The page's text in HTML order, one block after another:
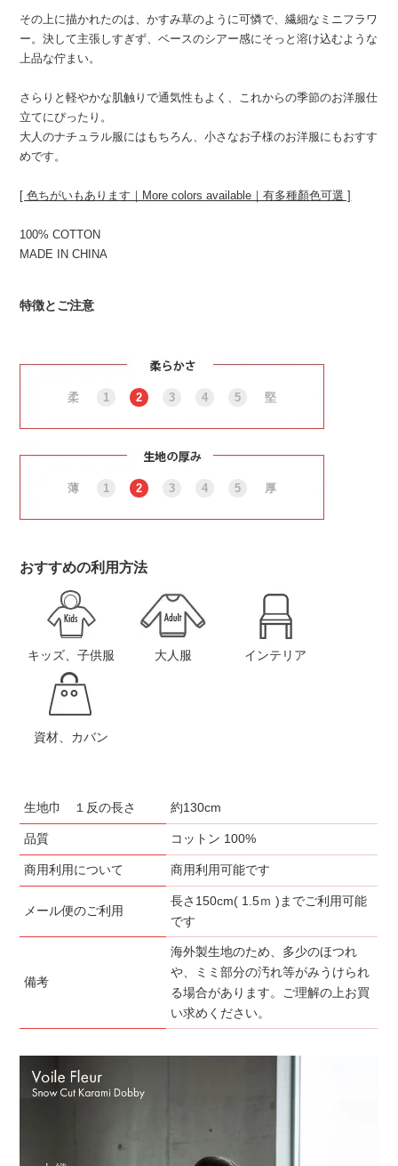
その上に描かれたのは、かすみ草のように可憐で、繊細なミニフラワ
ー。決して主張しすぎず、ベースのシアー感にそっと溶け込むような
上品な佇まい。
さらりと軽やかな肌触りで通気性もよく、これからの季節のお洋服仕
立てにぴったり。
大人のナチュラル服にはもちろん、小さなお子様のお洋服にもおすす
めです。
[ 色ちがいもあります｜More colors available｜有多種顏色可選 ]
100% COTTON
MADE IN CHINA
特徴とご注意
柔 1 2 3 4 5 堅
薄 1 2 3 4 5 厚
おすすめの利用方法
キッズ、子供服 大人服 インテリア
資材、カバン
生地巾 １反の長さ 約130cm
品質 コットン 100%
商用利用について 商用利用可能です
メール便のご利用
長さ150cm( 1.5ｍ )までご利用可能
です
備考
海外製生地のため、多少のほつれ
や、ミミ部分の汚れ等がみうけられ
る場合があります。ご理解の上お買
い求めください。